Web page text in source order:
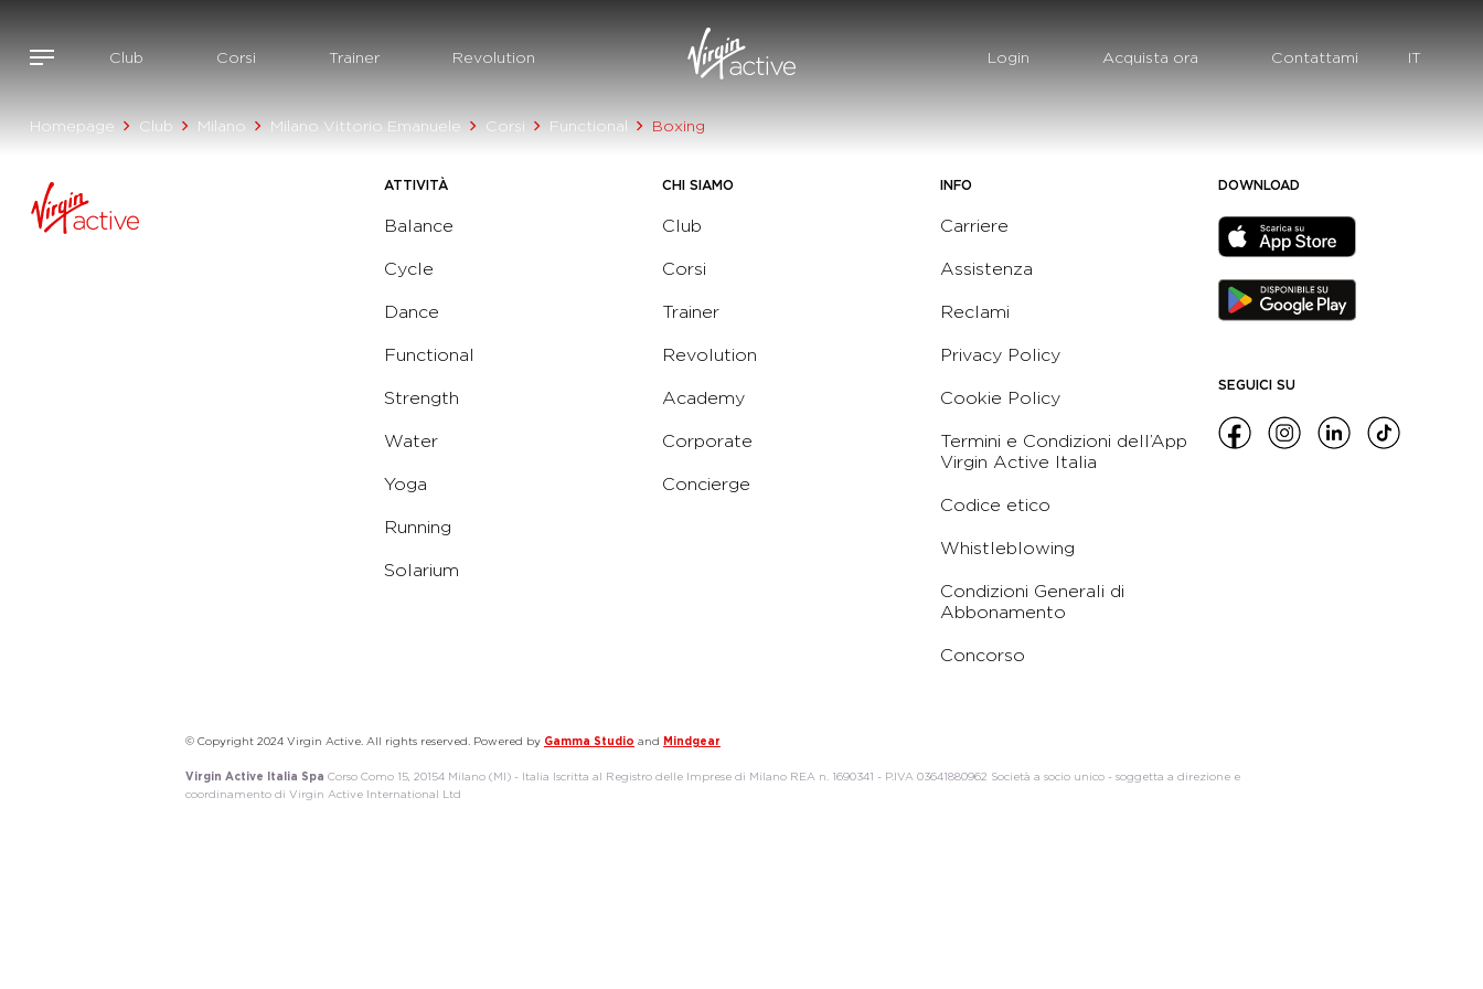
Club Corsi Trainer Revolution Login Acquista ora Contattami
Homepage Club Milano Milano Vittorio Emanuele Corsi Functional Boxing
ATTIVITÀ
Balance
Cycle
Dance
Functional
Strength
Water
Yoga
Running
Solarium
CHI SIAMO
Club
Corsi
Trainer
Revolution
Academy
Corporate
Concierge
INFO
Carriere
Assistenza
Reclami
Privacy Policy
Cookie Policy
Termini e Condizioni dell’App
Virgin Active Italia
Codice etico
Whistleblowing
Condizioni Generali di
Abbonamento
Concorso
DOWNLOAD
SEGUICI SU
© Copyright 2024 Virgin Active. All rights reserved. Powered by Gamma Studio and Mindgear
Virgin Active Italia Spa Corso Como 15, 20154 Milano (MI) - Italia Iscritta al Registro delle Imprese di Milano REA n. 1690341 - P.IVA 03641880962 Società a socio unico - soggetta a direzione e
coordinamento di Virgin Active International Ltd